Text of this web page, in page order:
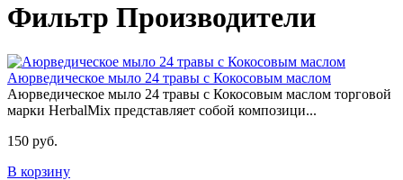
Фильтр Производители
Аюрведическое мыло 24 травы с Кокосовым маслом
Аюрведическое мыло 24 травы с Кокосовым маслом торговой
марки HerbalMix представляет собой композици...
150 руб.
В корзину